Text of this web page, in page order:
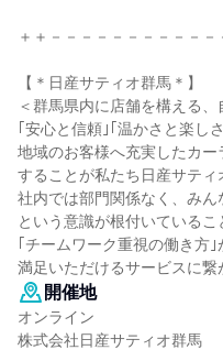
＋＋－－－－－－－－－－－
【＊日産サティオ群馬＊】
＜群馬県内に店舗を構える、
｢安心と信頼｣｢温かさと楽し
地域のお客様へ充実したカー
することが私たち日産サティ
社内では部門関係なく、みん
という意識が根付いているこ
｢チームワーク重視の働き方
満足いただけるサービスに繋
開催地
オンライン
株式会社日産サティオ群馬